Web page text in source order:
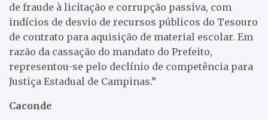
de fraude à licitação e corrupção passiva, com
indícios de desvio de recursos públicos do Tesouro
de contrato para aquisição de material escolar. Em
razão da cassação do mandato do Prefeito,
representou-se pelo declínio de competência para
Justiça Estadual de Campinas.”
Caconde